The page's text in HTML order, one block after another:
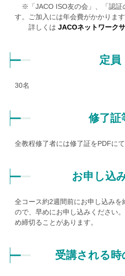
※「JACO ISO友の会」、「認証
す。ご加入には年会費がかかります
詳しくは JACOネットワーク
定員
30名
修了証
全教程修了者には修了証をPDFにて
お申し込
全コース約2週間前にお申し込みを
ので、早めにお申し込みください
め締切ることがあります。
受講される時